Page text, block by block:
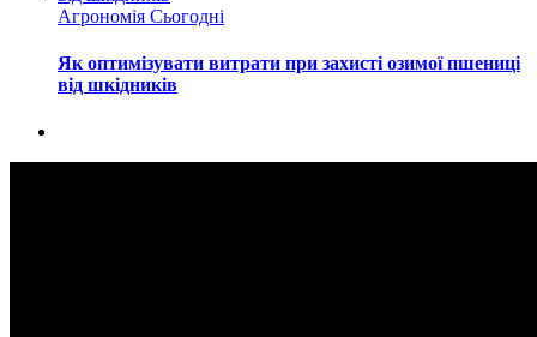
Агрономія Сьогодні
Як оптимізувати витрати при захисті озимої пшениці
від шкідників